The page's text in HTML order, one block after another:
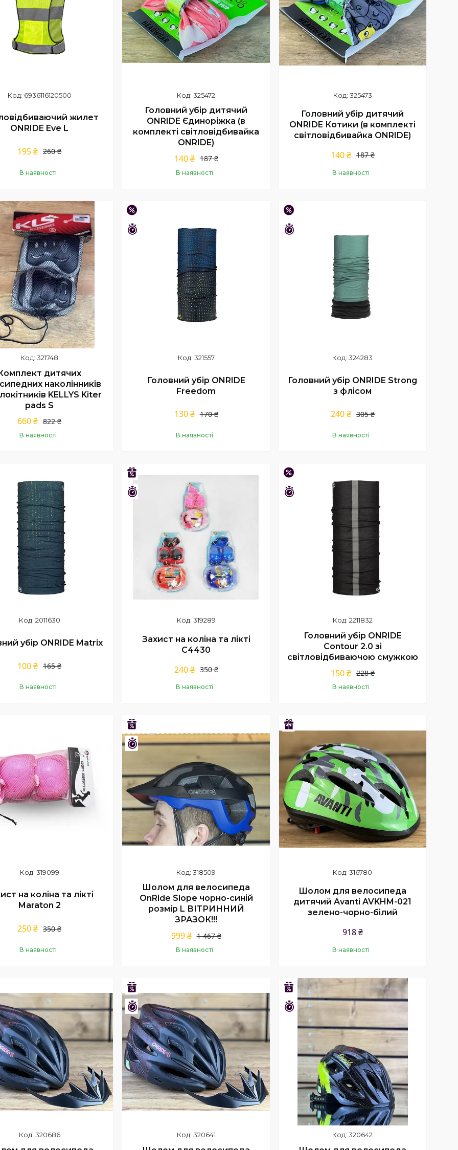
6936116120500
жилет
ONRIDE Eve L
260 ₴
195 ₴
В наявності
Купити
325472
Головний убір дитячий
ONRIDE Єдиноріжка (в
комплекті світловідбивайка
ONRIDE)
187 ₴
140 ₴
В наявності
325473
Головний убір дитячий
ONRIDE Котики (в комплекті
світловідбивайка ONRIDE)
187 ₴
140 ₴
В наявності
23 дні
321748
дитячих
наколінників
KELLYS Kiter
pads S
822 ₴
660 ₴
В наявності
Залишилось 23 дні
321557
Головний убір ONRIDE
Freedom
170 ₴
130 ₴
В наявності
324283
Головний убір ONRIDE Strong
з флісом
305 ₴
240 ₴
В наявності
23 дні
2011630
убір ONRIDE Matrix
165 ₴
100 ₴
В наявності
Залишилось 23 дні
319289
Захист на коліна та лікті
С4430
350 ₴
240 ₴
В наявності
2211832
Головний убір ONRIDE
Сontour 2.0 зі
світловідбиваючою смужкою
228 ₴
150 ₴
В наявності
319099
на коліна та лікті
Maraton 2
350 ₴
250 ₴
В наявності
Залишилось 23 дні
318509
Шолом для велосипеда
OnRide Slope чорно-синій
розмір L ВІТРИННИЙ
ЗРАЗОК!!!
1 467 ₴
999 ₴
В наявності
316780
Шолом для велосипеда
дитячий Avanti AVKHM-021
зелено-чорно-білий
918 ₴
В наявності
23 дні
320686
Залишилось 23 дні
320641
–21%
Залишилось 23 дні
320642